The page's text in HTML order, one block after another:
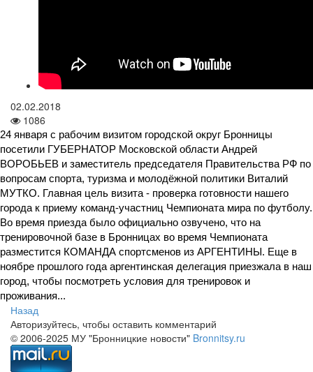
02.02.2018
1086
24 января с рабочим визитом городской округ Бронницы
посетили ГУБЕРНАТОР Московской области Андрей
ВОРОБЬЕВ и заместитель председателя Правительства РФ по
вопросам спорта, туризма и молодёжной политики Виталий
МУТКО. Главная цель визита - проверка готовности нашего
города к приему команд-участниц Чемпионата мира по футболу.
Во время приезда было официально озвучено, что на
тренировочной базе в Бронницах во время Чемпионата
разместится КОМАНДА спортсменов из АРГЕНТИНЫ. Еще в
ноябре прошлого года аргентинская делегация приезжала в наш
город, чтобы посмотреть условия для тренировок и
проживания...
Назад
Авторизуйтесь, чтобы оставить комментарий
© 2006-2025 МУ "Бронницкие новости" Bronnitsy.ru